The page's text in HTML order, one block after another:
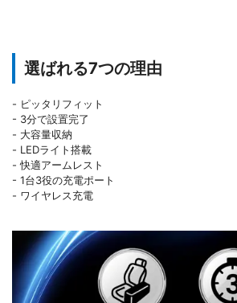
選ばれる7つの理由
- ピッタリフィット
- 3分で設置完了
- 大容量収納
- LEDライト搭載
- 快適アームレスト
- 1台3役の充電ポート
- ワイヤレス充電